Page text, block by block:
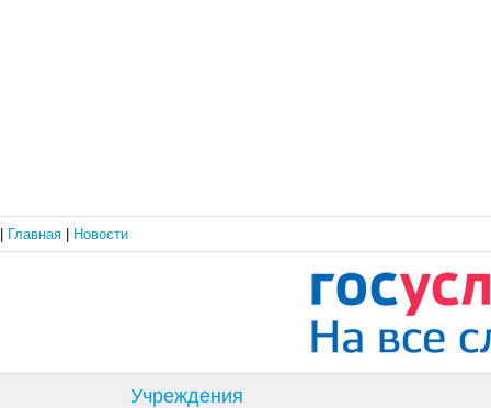
Главная Новости
Учреждения